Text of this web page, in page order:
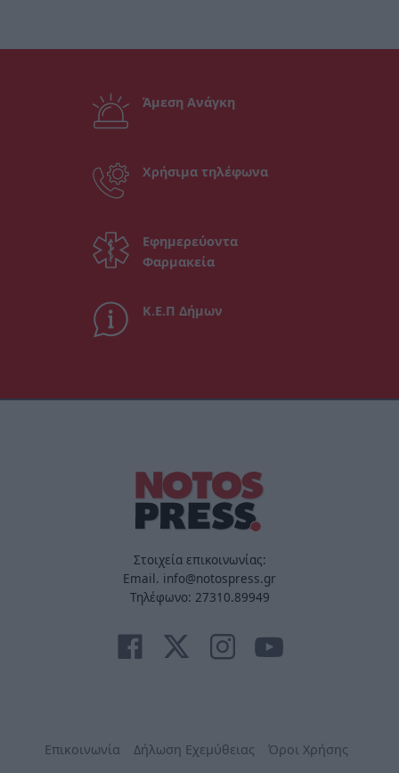
Άμεση Ανάγκη
Χρήσιμα τηλέφωνα
Εφημερεύοντα
Φαρμακεία
Κ.Ε.Π Δήμων
Στοιχεία επικοινωνίας:
Email. info@notospress.gr
Τηλέφωνο: 27310.89949
Επικοινωνία Δήλωση Εχεμύθειας Όροι Χρήσης